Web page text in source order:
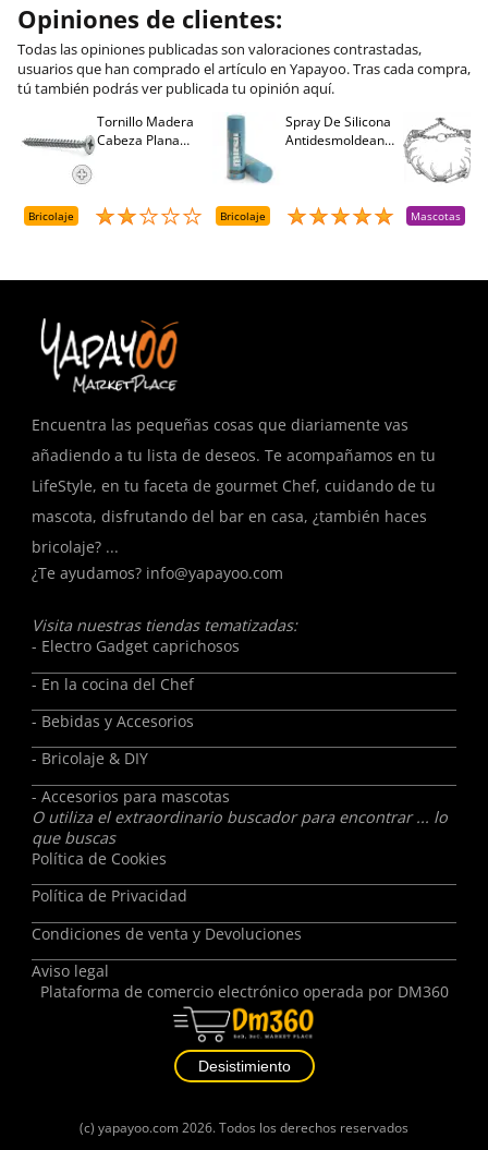
Opiniones de clientes:
Todas las opiniones publicadas son valoraciones contrastadas,
usuarios que han comprado el artículo en Yapayoo. Tras cada compra,
tú también podrás ver publicada tu opinión aquí.
Tornillo Madera
Cabeza Plana
Bricolaje
Spray De Silicona
Antidesmoldeante
Bricolaje Mascotas
Encuentra las pequeñas cosas que diariamente vas
añadiendo a tu lista de deseos. Te acompañamos en tu
LifeStyle, en tu faceta de gourmet Chef, cuidando de tu
mascota, disfrutando del bar en casa, ¿también haces
bricolaje? ...
¿Te ayudamos? info@yapayoo.com
Visita nuestras tiendas tematizadas:
- Electro Gadget caprichosos
- En la cocina del Chef
- Bebidas y Accesorios
- Bricolaje & DIY
- Accesorios para mascotas
O utiliza el extraordinario buscador para encontrar ... lo
que buscas
Política de Cookies
Política de Privacidad
Condiciones de venta y Devoluciones
Aviso legal
Plataforma de comercio electrónico operada por DM360
Desistimiento
(c) yapayoo.com 2026. Todos los derechos reservados